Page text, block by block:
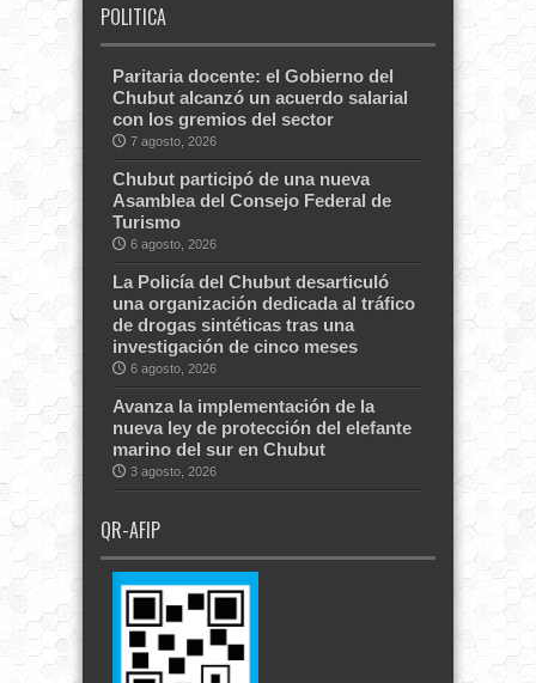
POLITICA
Paritaria docente: el Gobierno del
Chubut alcanzó un acuerdo salarial
con los gremios del sector
7 agosto, 2026
Chubut participó de una nueva
Asamblea del Consejo Federal de
Turismo
6 agosto, 2026
La Policía del Chubut desarticuló
una organización dedicada al tráfico
de drogas sintéticas tras una
investigación de cinco meses
6 agosto, 2026
Avanza la implementación de la
nueva ley de protección del elefante
marino del sur en Chubut
3 agosto, 2026
QR-AFIP